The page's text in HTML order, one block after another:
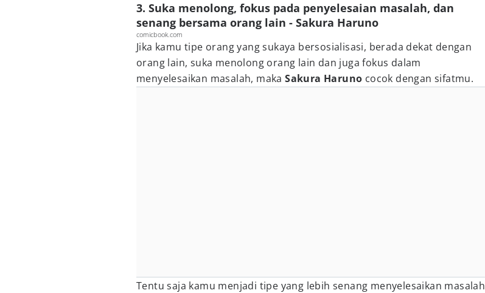
3. Suka menolong, fokus pada penyelesaian masalah, dan
senang bersama orang lain - Sakura Haruno
comicbook.com
Jika kamu tipe orang yang sukaya bersosialisasi, berada dekat dengan
orang lain, suka menolong orang lain dan juga fokus dalam
menyelesaikan masalah, makaSakura Haruno cocok dengan sifatmu.
Tentu saja kamu menjadi tipe yang lebih senang menyelesaikan masalah